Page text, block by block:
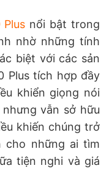
nổi bật trong
nhờ những tính
biệt với các sản
Plus tích hợp đầy
khiển giọng nói
vẫn sở hữu
khiến chúng trở
cho những ai tìm
tiện nghi và giá